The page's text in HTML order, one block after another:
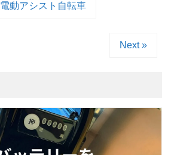
電動アシスト自転車
Next »